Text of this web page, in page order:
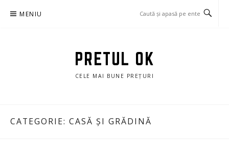
MENIU
PRETUL OK
CELE MAI BUNE PREȚURI
CATEGORIE: CASĂ ȘI GRĂDINĂ